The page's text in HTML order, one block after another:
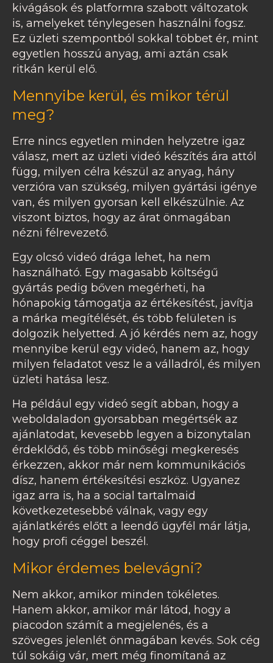
kivágások és platformra szabott változatok
is, amelyeket ténylegesen használni fogsz.
Ez üzleti szempontból sokkal többet ér, mint
egyetlen hosszú anyag, ami aztán csak
ritkán kerül elő.
Mennyibe kerül, és mikor térül
meg?
Erre nincs egyetlen minden helyzetre igaz
válasz, mert az üzleti videó készítés ára attól
függ, milyen célra készül az anyag, hány
verzióra van szükség, milyen gyártási igénye
van, és milyen gyorsan kell elkészülnie. Az
viszont biztos, hogy az árat önmagában
nézni félrevezető.
Egy olcsó videó drága lehet, ha nem
használható. Egy magasabb költségű
gyártás pedig bőven megérheti, ha
hónapokig támogatja az értékesítést, javítja
a márka megítélését, és több felületen is
dolgozik helyetted. A jó kérdés nem az, hogy
mennyibe kerül egy videó, hanem az, hogy
milyen feladatot vesz le a válladról, és milyen
üzleti hatása lesz.
Ha például egy videó segít abban, hogy a
weboldaladon gyorsabban megértsék az
ajánlatodat, kevesebb legyen a bizonytalan
érdeklődő, és több minőségi megkeresés
érkezzen, akkor már nem kommunikációs
dísz, hanem értékesítési eszköz. Ugyanez
igaz arra is, ha a social tartalmaid
következetesebbé válnak, vagy egy
ajánlatkérés előtt a leendő ügyfél már látja,
hogy profi céggel beszél.
Mikor érdemes belevágni?
Nem akkor, amikor minden tökéletes.
Hanem akkor, amikor már látod, hogy a
piacodon számít a megjelenés, és a
szöveges jelenlét önmagában kevés. Sok cég
túl sokáig vár, mert még finomítaná az